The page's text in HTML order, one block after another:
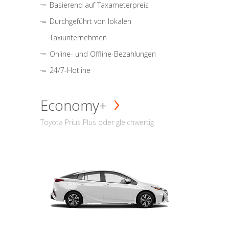
Basierend auf Taxameterpreis
Durchgeführt von lokalen
Taxiunternehmen
Online- und Offline-Bezahlungen
24/7-Hotline
Economy+
Toyota Prius Plus oder gleichwertig